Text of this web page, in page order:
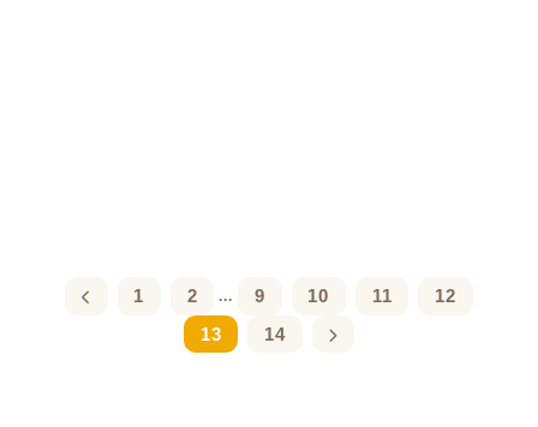
1 2 ... 9 10 11
12
13
14